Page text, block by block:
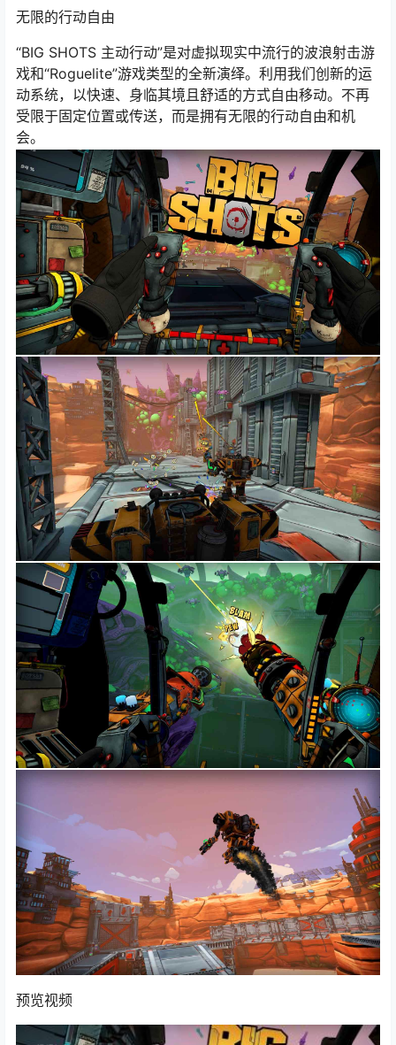
无限的行动自由
“BIG SHOTS 主动行动”是对虚拟现实中流行的波浪射击游
戏和“Roguelite”游戏类型的全新演绎。利用我们创新的运
动系统，以快速、身临其境且舒适的方式自由移动。不再
受限于固定位置或传送，而是拥有无限的行动自由和机
会。
预览视频